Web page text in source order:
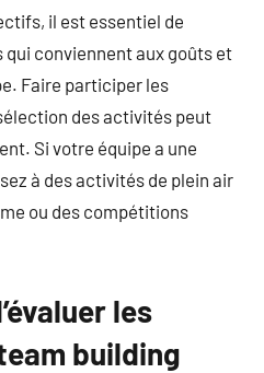
il est essentiel de
conviennent aux goûts et
Faire participer les
des activités peut
Si votre équipe a une
à des activités de plein air
ou des compétitions
les
building